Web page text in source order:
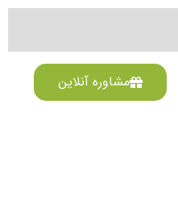
مشاوره آنلاین